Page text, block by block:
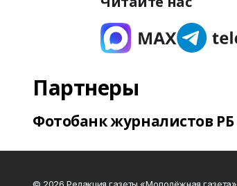
Партнеры
Фотобанк журналистов РБ